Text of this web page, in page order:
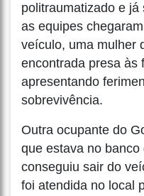
politraumatizado e
as equipes
veículo, uma mulher
encontrada presa às
apresentando
sobrevivência.
Outra ocupante do
que estava no
conseguiu sair do
foi atendida no local